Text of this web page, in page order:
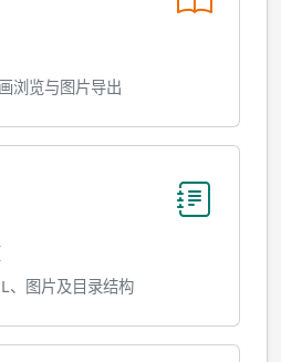
浏览与图片导出
、图片及目录结构